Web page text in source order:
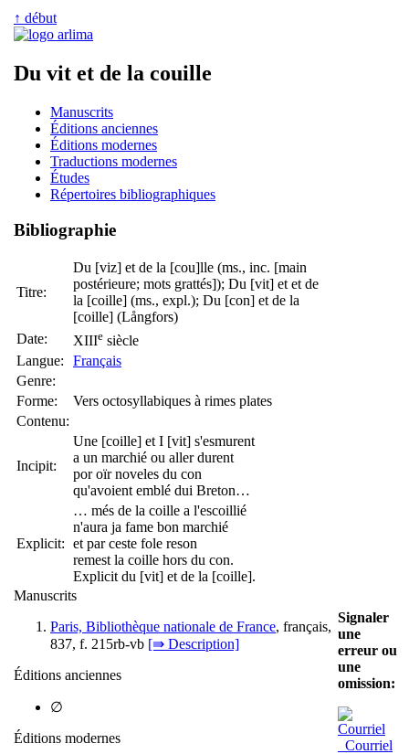
↑ début
Du vit et de la couille
Manuscrits
Éditions anciennes
Éditions modernes
Traductions modernes
Études
Répertoires bibliographiques
Bibliographie
Titre:
Du [viz] et de la [cou]lle (ms., inc. [main
postérieure; mots grattés]); Du [vit] et et de
la [coille] (ms., expl.); Du [con] et de la
[coille] (Långfors)
Date:
XIIIe siècle
Langue:
Français
Genre:
Forme:
Vers octosyllabiques à rimes plates
Contenu:
Incipit:
Une [coille] et I [vit] s'esmurent
a un marchié ou aller durent
por oïr noveles du con
qu'avoient emblé dui Breton…
Explicit:
… més de la coille a l'escoillié
n'aura ja fame bon marchié
et par ceste fole reson
remest la coille hors du con.
Explicit du [vit] et de la [coille].
Manuscrits
Paris, Bibliothèque nationale de France, français,
837, f. 215rb-vb [⇛ Description]
Éditions anciennes
∅
Éditions modernes
Signaler
une
erreur ou
une
omission:
Courriel